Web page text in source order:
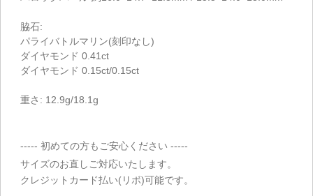
脇石:
パライバトルマリン(刻印なし)
ダイヤモンド 0.41ct
ダイヤモンド 0.15ct/0.15ct
重さ: 12.9g/18.1g
----- 初めての方もご安心ください -----
サイズのお直しご対応いたします。
クレジットカード払い(リボ)可能です。